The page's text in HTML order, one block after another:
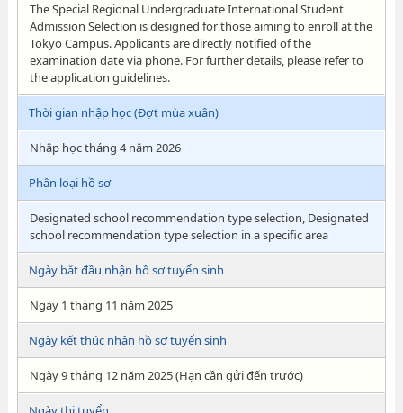
The Special Regional Undergraduate International Student
Admission Selection is designed for those aiming to enroll at the
Tokyo Campus. Applicants are directly notified of the
examination date via phone. For further details, please refer to
the application guidelines.
Thời gian nhập học (Đợt mùa xuân)
Nhập học tháng 4 năm 2026
Phân loại hồ sơ
Designated school recommendation type selection, Designated
school recommendation type selection in a specific area
Ngày bắt đầu nhận hồ sơ tuyển sinh
Ngày 1 tháng 11 năm 2025
Ngày kết thúc nhận hồ sơ tuyển sinh
Ngày 9 tháng 12 năm 2025 (Hạn cần gửi đến trước)